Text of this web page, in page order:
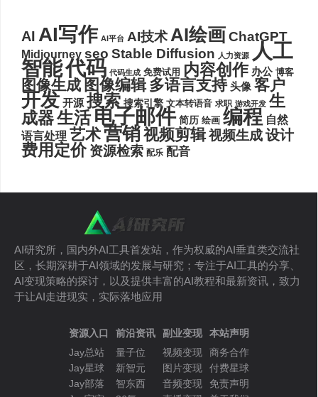
AI AI写作 AI平台 AI技术AI绘画ChatGPT
Midjourney seo Stable Diffusion 人力资源 人工
智能代码 代码生成 免费试用 内容创作 办公 博客
图像生成 图像编辑 多语言支持 头像 客户
开发 开源 搜索 搜索引擎 文本转语音 求职 游戏开发 生
成器生活电子邮件 简历 绘画 编程 自然
语言处理 艺术营销视频剪辑视频生成设计
费用定价 资源检索 配乐 配音
AI研究所，国内外AI工具首发站，作为权威的AI垂直类交流社
区，长期深耕于AI领域的发展与研究；专注于AI工具的分享、
AI变现策略的探讨，以及提供丰富的AI教程和最新资讯，致力
于让AI走进现实，实际落地应用
资源入口
Jay总站
Jay星球
Jay部落
前沿资讯
量子位
新智元
智东西
副业变现
视频变现
图片变现
音频变现
本站声明
商务合作
付费星球
免责声明